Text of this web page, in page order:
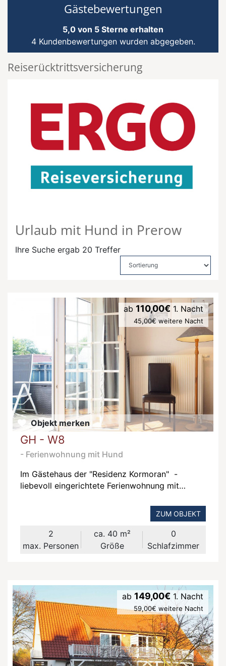
Gästebewertungen
5,0 von 5 Sterne erhalten
4 Kundenbewertungen wurden abgegeben.
Reiserücktrittsversicherung
Urlaub mit Hund in Prerow
Ihre Suche ergab 20 Treffer
ab 110,00€ 1. Nacht
45,00€ weitere Nacht
Objekt merken
GH - W8
- Ferienwohnung mit Hund
Im Gästehaus der "Residenz Kormoran" -
liebevoll eingerichtete Ferienwohnung mit
ZUM OBJEKT
2
max. Personen
ca. 40 m²
Größe
0
Schlafzimmer
ab 149,00€ 1. Nacht
59,00€ weitere Nacht